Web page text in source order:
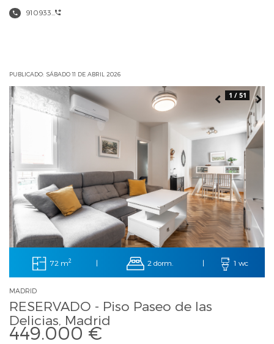
910933...
PUBLICADO: SÁBADO 11 DE ABRIL 2026
1 / 51
72 m2 | 2 dorm. | 1 wc
MADRID
RESERVADO - Piso Paseo de las
Delicias, Madrid
449.000 €